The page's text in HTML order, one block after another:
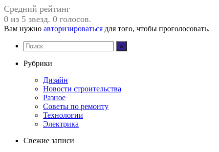
Средний рейтинг
0 из 5 звезд. 0 голосов.
Вам нужно авторизироваться для того, чтобы проголосовать.
Рубрики
Дизайн
Новости строительства
Разное
Советы по ремонту
Технологии
Электрика
Свежие записи